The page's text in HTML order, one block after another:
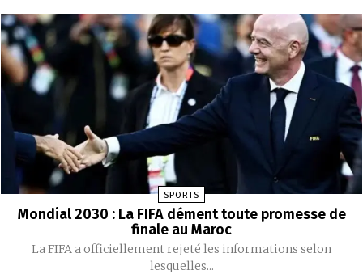
SPORTS
Mondial 2030 : La FIFA dément toute promesse de
finale au Maroc
La FIFA a officiellement rejeté les informations selon
lesquelles...